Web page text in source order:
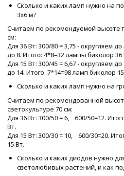
Сколько и каких ламп нужно на
3х6 м?
Считаем по рекомендуемой высоте
см:
Для 36 Вт: 300/80 = 3,75 - округляем
до 8. Итого: 4*8=32 лампы биколор 36
Для 15 Вт: 300/45 = 6,67 - округляем
до 14. Итого: 7*14=98 ламп биколор
Сколько и каких ламп нужно на
Считаем по рекомендованной
светокультуре 70 см:
Для 36 Вт: 300/50 = 6, 600/50=12.
Вт.
Для 15 Вт: 300/30 = 10, 600/30=20.
15 Вт.
Сколько и каких диодов нужно
светолюбивых растений, и как